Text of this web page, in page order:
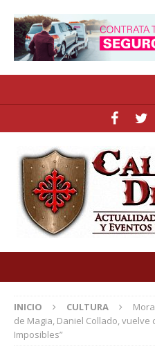
INICIO CULTURA
de Magia, Daniel Collado, vuelve
Imposibles”